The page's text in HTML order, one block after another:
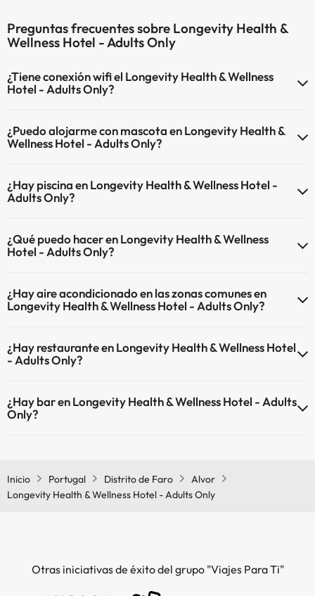
Preguntas frecuentes sobre Longevity Health &
Wellness Hotel - Adults Only
¿Tiene conexión wifi el Longevity Health & Wellness
Hotel - Adults Only?
¿Puedo alojarme con mascota en Longevity Health &
Wellness Hotel - Adults Only?
mascotas.
¿Hay piscina en Longevity Health & Wellness Hotel -
Adults Only?
(este servicio puede ser de pago) Aquí tienes más info sobre la
piscina y otras instalaciones.
¿Qué puedo hacer en Longevity Health & Wellness
Hotel - Adults Only?
siguientes actividades (algunas pueden ser de pago).
¿Hay aire acondicionado en las zonas comunes en
Longevity Health & Wellness Hotel - Adults Only?
acondicionado en las zonas comunes.
¿Hay restaurante en Longevity Health & Wellness Hotel
- Adults Only?
restaurante.
¿Hay bar en Longevity Health & Wellness Hotel - Adults
Only?
Inicio Portugal Distrito de Faro
Alvor
Longevity Health & Wellness Hotel - Adults Only
Otras iniciativas de éxito del grupo "Viajes Para Ti"